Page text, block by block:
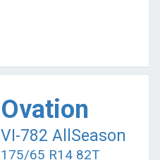
Ovation
VI-782 AllSeason
175/65 R14 82T